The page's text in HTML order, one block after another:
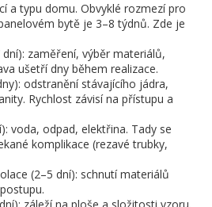
a typu domu. Obvyklé rozmezí pro
bytě je 3–8 týdnů. Zde je
zaměření, výběr materiálů,
ušetří dny během realizace.
odstranění stávajícího jádra,
Rychlost závisí na přístupu a
voda, odpad, elektřina. Tady se
komplikace (rezavé trubky,
(2–5 dní): schnutí materiálů